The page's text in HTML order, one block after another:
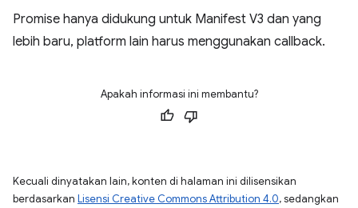
Promise hanya didukung untuk Manifest V3 dan yang
lebih baru, platform lain harus menggunakan callback.
Apakah informasi ini membantu?
Kecuali dinyatakan lain, konten di halaman ini dilisensikan
berdasarkan Lisensi Creative Commons Attribution 4.0, sedangkan